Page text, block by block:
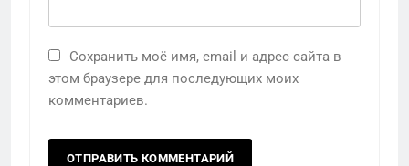
Сохранить моё имя, email и адрес сайта в
этом браузере для последующих моих
комментариев.